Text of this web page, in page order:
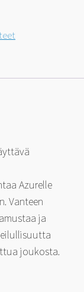
Azurelle
Vanteen
ja
joukosta.